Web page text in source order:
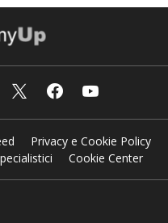
Privacy e Cookie Policy
Cookie Center